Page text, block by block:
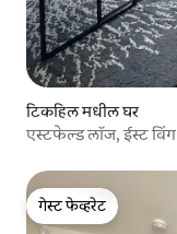
टिकहिल मधील घर
एस्टफेल्ड लॉज, ईस्ट विंग
गेस्ट फेव्हरेट
गेस्ट फेव्हरेट